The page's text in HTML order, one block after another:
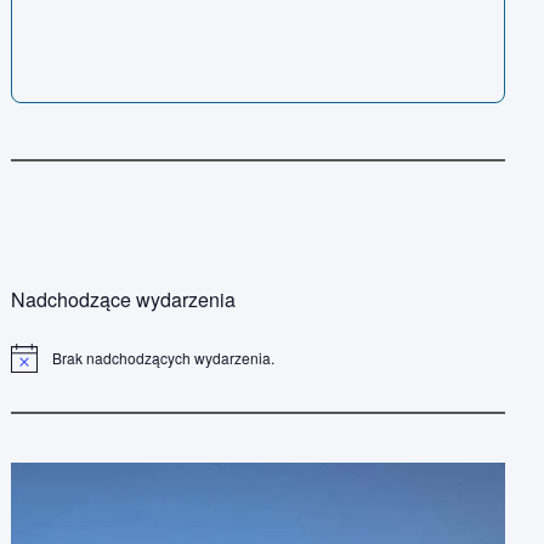
Nadchodzące wydarzenia
P
d
Brak nadchodzących wydarzenia.